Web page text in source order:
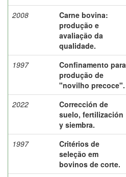
2008
Carne bovina:
produção e
avaliação da
qualidade.
1997
Confinamento para
produção de
"novilho precoce".
2022
Corrección de
suelo, fertilización
y siembra.
1997
Critérios de
seleção em
bovinos de corte.